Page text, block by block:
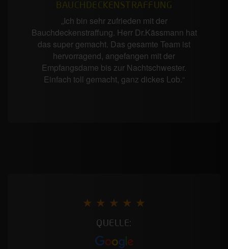
BAUCHDECKENSTRAFFUNG
„Ich bin sehr zufrieden mit der
Bauchdeckenstraffung. Herr Dr.Kässmann hat
das super gemacht. Das gesamte Team ist
hervorragend, angefangen mit der
Empfangsdame bis zur Nachtschwester.
Einfach toll gemacht, ganz dickes Lob.“
★ ★ ★ ★ ★
QUELLE: